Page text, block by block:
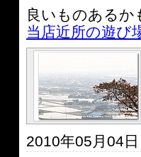
良いものあるか
当店近所の遊び
2010年05月04